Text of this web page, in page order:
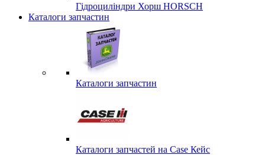
Гідроциліндри Хорш HORSCH
Каталоги запчастин
Каталоги запчастин
Каталоги запчастей на Case Кейс